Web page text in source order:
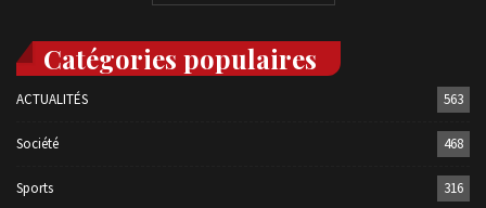
Catégories populaires
ACTUALITÉS 563
Société 468
Sports 316